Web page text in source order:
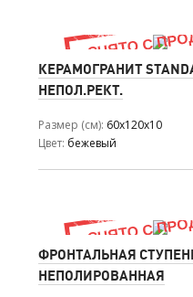
КЕРАМОГРАНИТ
НЕПОЛ.РЕКТ.
Размер (см) 60x120x10
Цвет бежевый
ФРОНТАЛЬНАЯ
НЕПОЛИРОВАННАЯ